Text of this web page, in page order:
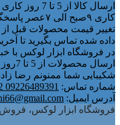
ارسال کالا
کاری ۹صبح الی
تغییر قیمت محصولات قبل
داده شده تماس بگیرید تا
در فروشگاه ابزار لوکس با
شکیبایی شما ممنونم رضا
شماره تماس: 09226489391 09213786142
آدرس ایمیل:
فروشگاه ابزار لوکس، فروش